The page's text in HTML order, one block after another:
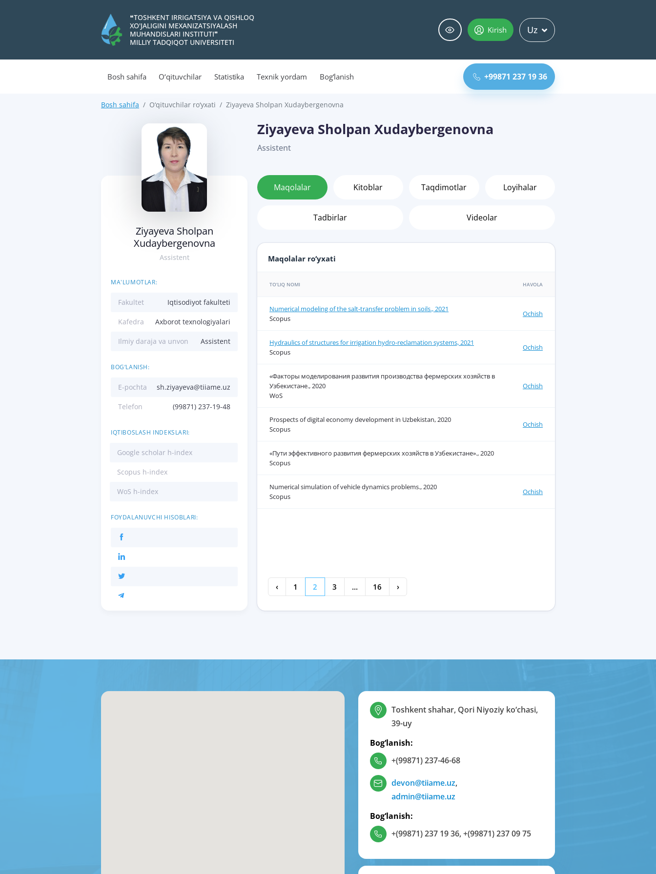
❝TOSHKENT IRRIGATSIYA VA QISHLOQ
XO'JALIGINI MEXANIZATSIYALASH
MUHANDISLARI INSTITUTI❞
MILLIY TADQIQOT UNIVERSITETI
Kirish Uz
Bosh sahifa O‘qituvchilar Statistika Texnik yordam Bog‘lanish +99871 237 19 36
Bosh sahifa O‘qituvchilar ro‘yxati Ziyayeva Sholpan Xudaybergenovna
Ziyayeva Sholpan
Xudaybergenovna
Assistent
MA'LUMOTLAR:
Fakultet Iqtisodiyot fakulteti
Kafedra Axborot texnologiyalari
Ilmiy daraja va unvon Assistent
BOG‘LANISH:
E-pochta sh.ziyayeva@tiiame.uz
Telefon (99871) 237-19-48
IQTIBOSLASH INDEKSLARI:
Google scholar h-index
Scopus h-index
WoS h-index
FOYDALANUVCHI HISOBLARI:
Ziyayeva Sholpan Xudaybergenovna
Assistent
Maqolalar Kitoblar Taqdimotlar Loyihalar
Tadbirlar Videolar
Maqolalar ro‘yxati
TO‘LIQ NOMI HAVOLA
Numerical modeling of the salt-transfer problem in soils., 2021
Scopus
Ochish
Hydraulics of structures for irrigation hydro-reclamation systems, 2021
Scopus
Ochish
«Факторы моделирования развития производства фермерских хозяйств в
Узбекистане., 2020
WoS
Ochish
Prospects of digital economy development in Uzbekistan, 2020
Scopus
Ochish
«Пути эффективного развития фермерских хозяйств в Узбекистане»., 2020
Scopus
Numerical simulation of vehicle dynamics problems., 2020
Scopus
Ochish
‹ 1 2 3 ... 16 ›
Toshkent shahar, Qori Niyoziy ko‘chasi,
39-uy
Bog‘lanish:
+(99871) 237-46-68
devon@tiiame.uz,
admin@tiiame.uz
Bog‘lanish:
+(99871) 237 19 36,+(99871) 237 09 75